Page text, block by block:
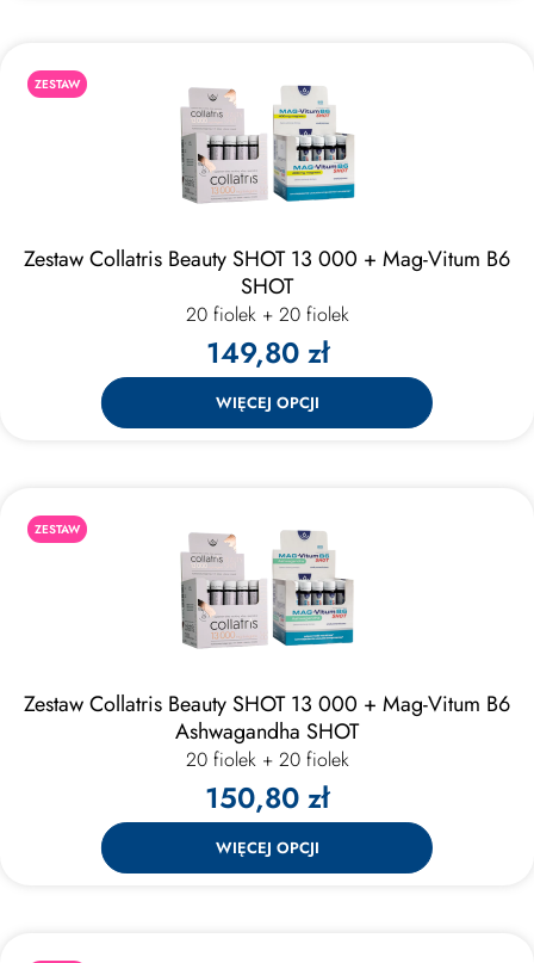
ZESTAW
Zestaw Collatris Beauty SHOT 13 000 + Mag-Vitum B6
SHOT
20 fiolek + 20 fiolek
149,80 zł
WIĘCEJ OPCJI
ZESTAW
Zestaw Collatris Beauty SHOT 13 000 + Mag-Vitum B6
Ashwagandha SHOT
20 fiolek + 20 fiolek
150,80 zł
WIĘCEJ OPCJI